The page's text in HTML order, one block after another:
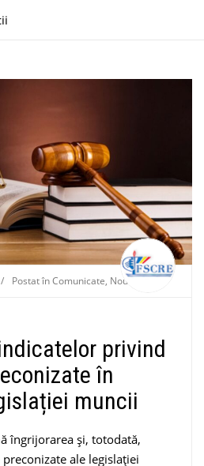
/ Postat înComunicate, Noutăți
privind
în
muncii
îngrijorarea și, totodată,
ale legislației